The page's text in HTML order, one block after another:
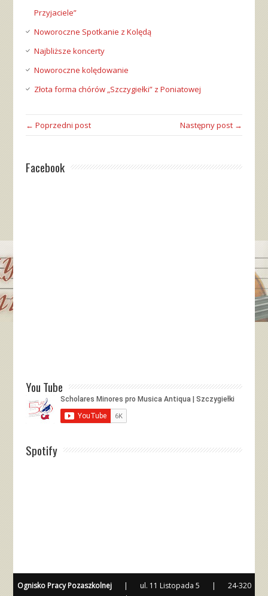
Przyjaciele”
Noworoczne Spotkanie z Kolędą
Najbliższe koncerty
Noworoczne kolędowanie
Złota forma chórów „Szczygiełki” z Poniatowej
← Poprzedni post Następny post →
Facebook
You Tube
Spotify
Ognisko Pracy Pozaszkolnej ul. 11 Listopada 5
24-320